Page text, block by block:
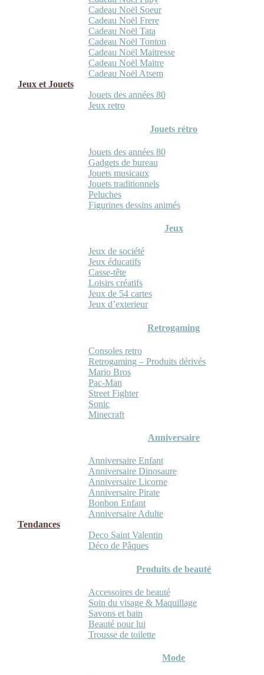
Cadeau Noël Soeur
Cadeau Noël Frere
Cadeau Noël Tata
Cadeau Noël Tonton
Cadeau Noël Maitresse
Cadeau Noël Maitre
Cadeau Noël Atsem
Jeux et Jouets
Jouets des années 80
Jeux retro
Jouets rétro
Jouets des années 80
Gadgets de bureau
Jouets musicaux
Jouets traditionnels
Peluches
Figurines dessins animés
Jeux
Jeux de société
Jeux éducatifs
Casse-tête
Loisirs créatifs
Jeux de 54 cartes
Jeux d’exterieur
Retrogaming
Consoles retro
Retrogaming – Produits dérivés
Mario Bros
Pac-Man
Street Fighter
Sonic
Minecraft
Anniversaire
Anniversaire Enfant
Anniversaire Dinosaure
Anniversaire Licorne
Anniversaire Pirate
Bonbon Enfant
Anniversaire Adulte
Tendances
Deco Saint Valentin
Déco de Pâques
Produits de beauté
Accessoires de beauté
Soin du visage & Maquillage
Savons et bain
Beauté pour lui
Trousse de toilette
Mode